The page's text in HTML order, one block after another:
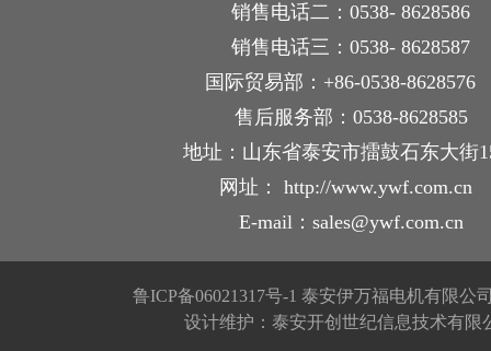
销售电话二：0538- 8628586
销售电话三：0538- 8628587
国际贸易部：+86-0538-
售后服务部：0538-8628585
地址：山东省泰安市擂鼓石东大街
网址： http://www.ywf.com.cn
E-mail：sales@ywf.com.cn
鲁ICP备06021317号-1 泰安伊万福电机有限公
设计维护：泰安开创世纪信息技术有限